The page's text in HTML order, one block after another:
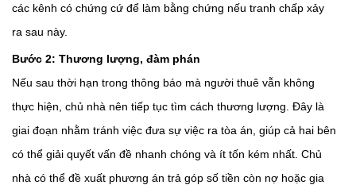
các kênh có chứng cứ để làm bằng chứng nếu tranh chấp xảy
ra sau này.
Bước 2: Thương lượng, đàm phán
Nếu sau thời hạn trong thông báo mà người thuê vẫn không
thực hiện, chủ nhà nên tiếp tục tìm cách thương lượng. Đây là
giai đoạn nhằm tránh việc đưa sự việc ra tòa án, giúp cả hai bên
có thể giải quyết vấn đề nhanh chóng và ít tốn kém nhất. Chủ
nhà có thể đề xuất phương án trả góp số tiền còn nợ hoặc gia